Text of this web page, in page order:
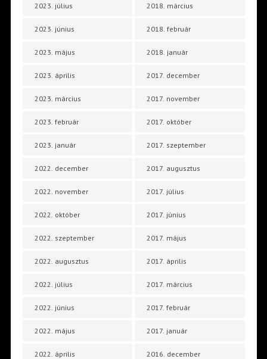
2023. július
2023. június
2023. május
2023. április
2023. március
2023. február
2023. január
2022. december
2022. november
2022. október
2022. szeptember
2022. augusztus
2022. július
2022. június
2022. május
2022. április
2018. március
2018. február
2018. január
2017. december
2017. november
2017. október
2017. szeptember
2017. augusztus
2017. július
2017. június
2017. május
2017. április
2017. március
2017. február
2017. január
2016. december